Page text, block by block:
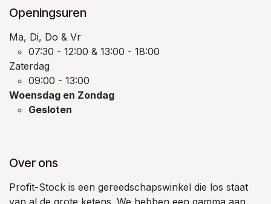
Openingsuren
Ma, Di, Do & Vr
07:30 - 12:00 & 13:00 - 18:00
Zaterdag
09:00 - 13:00
Woensdag en Zondag
Gesloten
Over ons
Profit-Stock is een gereedschapswinkel die los staat
van al de grote ketens. We hebben een gamma aan